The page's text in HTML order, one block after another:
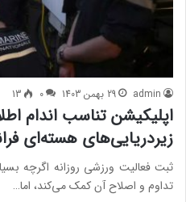
admin 29 بهمن 1403 0
13
اپلیکیشن تناسب اندام
زیردریایی‌های هسته‌ای
ثبت فعالیت ورزشی روزانه اگرچه
تداوم و اصلاح آن کمک می‌کند، اما…